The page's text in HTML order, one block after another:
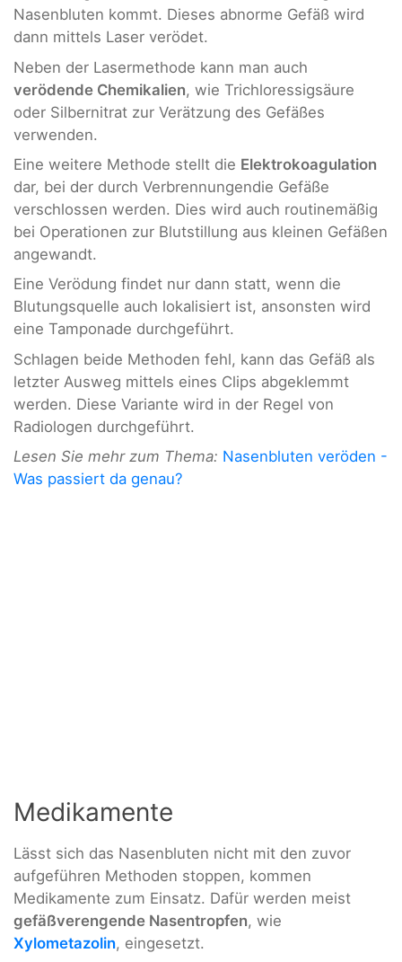
Nasenbluten kommt. Dieses abnorme Gefäß wird
dann mittels Laser verödet.
Neben der Lasermethode kann man auch
verödende Chemikalien, wie Trichloressigsäure
oder Silbernitrat zur Verätzung des Gefäßes
verwenden.
Eine weitere Methode stellt die Elektrokoagulation
dar, bei der durch Verbrennungendie Gefäße
verschlossen werden. Dies wird auch routinemäßig
bei Operationen zur Blutstillung aus kleinen Gefäßen
angewandt.
Eine Verödung findet nur dann statt, wenn die
Blutungsquelle auch lokalisiert ist, ansonsten wird
eine Tamponade durchgeführt.
Schlagen beide Methoden fehl, kann das Gefäß als
letzter Ausweg mittels eines Clips abgeklemmt
werden. Diese Variante wird in der Regel von
Radiologen durchgeführt.
Lesen Sie mehr zum Thema: Nasenbluten veröden -
Was passiert da genau?
Medikamente
Lässt sich das Nasenbluten nicht mit den zuvor
aufgeführen Methoden stoppen, kommen
Medikamente zum Einsatz. Dafür werden meist
gefäßverengende Nasentropfen, wie
Xylometazolin, eingesetzt.